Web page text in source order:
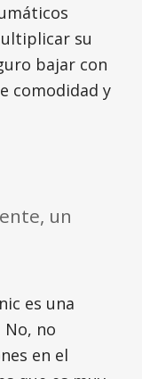
su
bajar con
comodidad y
un
es una
no
en el